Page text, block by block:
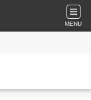
MENU